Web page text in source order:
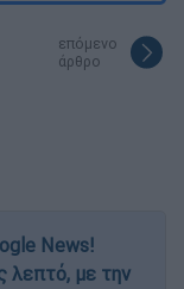
επόμενο
άρθρο
News!
λεπτό, με την